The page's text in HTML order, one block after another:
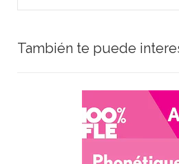
También te puede